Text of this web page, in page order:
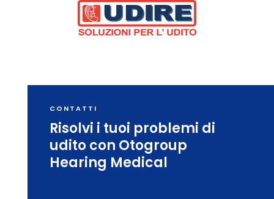
CONTATTI
Risolvi i tuoi problemi di
udito con Otogroup
Hearing Medical